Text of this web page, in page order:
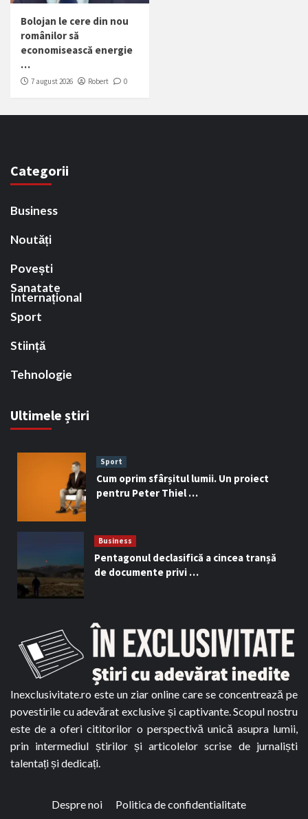
Bolojan le cere din nou
românilor să
economisească energie
…
7 august 2026 Robert 0
Categorii
Business
Noutăți
Povești
Internațional
Sanatate
Sport
Stiință
Tehnologie
Ultimele știri
Sport
Cum oprim sfârșitul lumii. Un proiect
pentru Peter Thiel …
Business
Pentagonul declasifică a cincea tranșă
de documente privi …
Inexclusivitate.ro este un ziar online care se concentrează pe
povestirile cu adevărat exclusive și captivante. Scopul nostru
este de a oferi cititorilor o perspectivă unică asupra lumii,
prin intermediul știrilor și articolelor scrise de jurnaliști
talentați și dedicați.
Despre noi Politica de confidentialitate